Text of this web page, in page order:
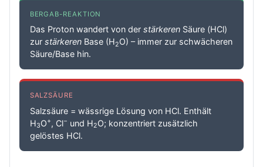
BERGAB-REAKTION
Das Proton wandert von der stärkerenSäure (HCl)
zur stärkerenBase (H2O) – immer zur schwächeren
Säure/Base hin.
SALZSÄURE
Salzsäure = wässrige Lösung von HCl. Enthält
H3O+, Cl− und H2O; konzentriert zusätzlich
gelöstes HCl.